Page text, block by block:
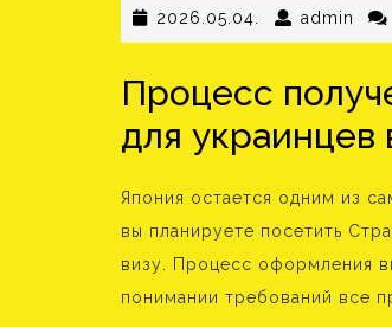
2026.05.04. 2026.05.04.
admin
Процесс
для украинцев
Япония остается одним из
вы планируете посетить
визу. Процесс оформления
понимании требований все